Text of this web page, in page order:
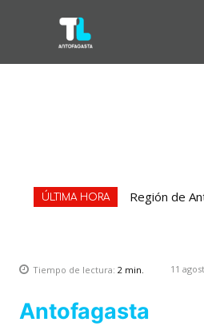
ÚLTIMA HORA Región de
Tiempo de lectura: 2 min. 11
Antofagasta